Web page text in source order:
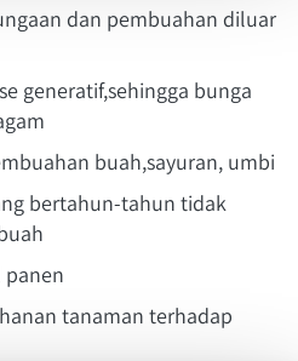
dan pembuahan diluar
generatif,sehingga bunga
buah,sayuran, umbi
bertahun-tahun tidak
panen
tanaman terhadap